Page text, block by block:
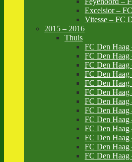
Excelsior –
Vitesse – FC
2015 – 2016
Thuis
FC Den Haag
FC Den Haag
FC Den Haag
FC Den Haag
FC Den Haag
FC Den
FC Den Haag
FC Den Haag
FC Den Haag
FC Den
FC Den Haag
FC Den Haag
FC Den Haag